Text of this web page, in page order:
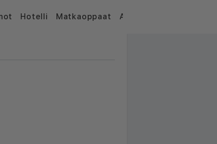
Hotelli Matkaoppaat Artikkelit